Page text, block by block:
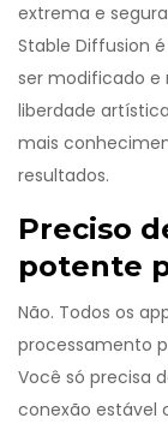
extrema e
Stable Diffusion
ser modificado e
liberdade
mais
resultados.
Preciso
potente
Não. Todos os
processamento
Você só precisa
conexão estável